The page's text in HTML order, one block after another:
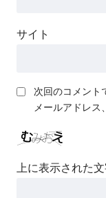
サイト
次回のコメント
メールアドレス
上に表示された文